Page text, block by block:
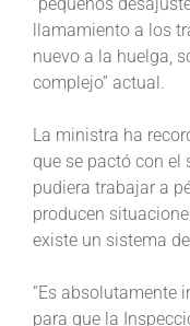
llamamiento a los
nuevo a la huelga,
complejo” actual.
La ministra ha
que se pactó con el
pudiera trabajar a
producen
existe un sistema
“Es absolutamente
para que la